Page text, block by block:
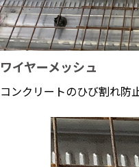
ワイヤーメッシュ
コンクリートのひび割れ防